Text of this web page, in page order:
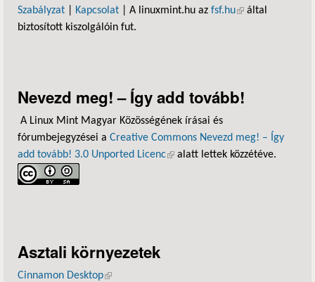
Szabályzat
Kapcsolat | A linuxmint.hu az fsf.hu(külső hivatkozás)
által
biztosított kiszolgálóin fut.
Nevezd meg! – Így add tovább!
A Linux Mint Magyar Közösségének írásai és
fórumbejegyzései a Creative Commons Nevezd meg! – Így
add tovább! 3.0 Unported Licenc(külső hivatkozás)
alatt lettek közzétéve.
Asztali környezetek
Cinnamon Desktop(külső hivatkozás)